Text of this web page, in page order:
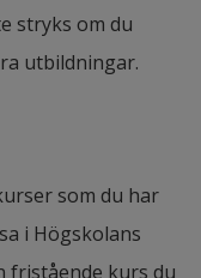
stryks om du
utbildningar.
som du har
i Högskolans
fristående kurs du